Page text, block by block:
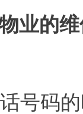
业的
号码